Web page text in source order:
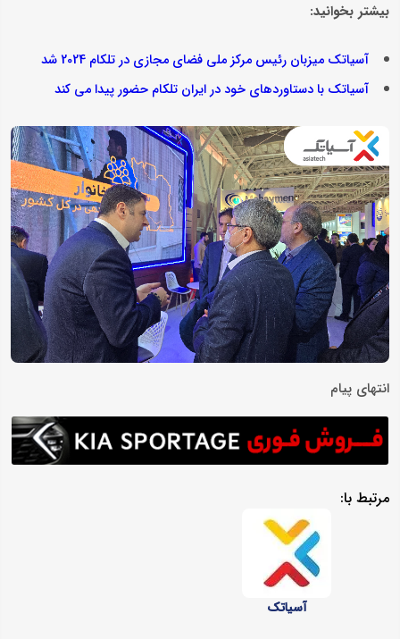
بیشتر بخوانید:
آسیاتک میزبان رئیس مرکز ملی فضای مجازی در تلکام 2024 شد
آسیاتک با دستاوردهای خود در ایران تلکام حضور پیدا می کند
انتهای پیام
مرتبط با:
آسیاتک